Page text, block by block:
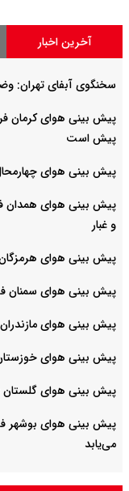
آخرین اخبار
سخنگوی آبفای تهران:
پیش است
پیش بینی هوای چهارمحال و بختیاری فردا
و غبار
پیش بینی هوای هرمزگان فردا ۱۶ مرداد ۱۴۰۵/ دریا
پیش بینی هوای سمنان فردا ۱۶ مرداد ۱۴۰۵/ هوا
پیش بینی هوای مازندران فردا ۱۶ مرداد ۱۴۰۵/ دریا از
پیش بینی هوای خوزستان فردا ۱۶ مرداد ۱۴۰۵/ هوای
پیش بینی هوای گلستان فردا ۱۶ مرداد ۱۴۰۵/ وزش باد و
می‌یابد